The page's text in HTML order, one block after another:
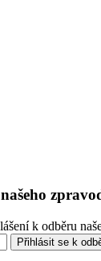
k odběru
Přihlásit se k